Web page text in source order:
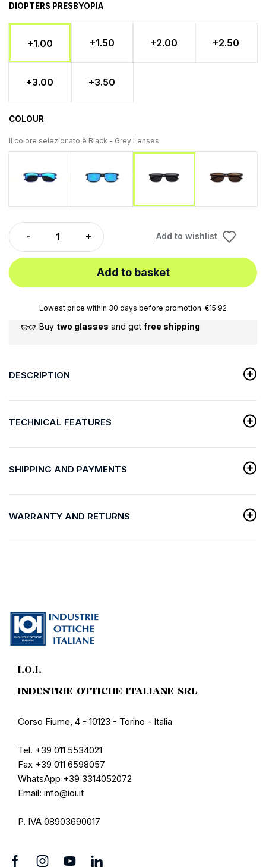
DIOPTERS PRESBYOPIA
+1.00 +1.50 +2.00 +2.50
+3.00 +3.50
COLOUR
Il colore selezionato è Black - Grey Lenses
Add to wishlist
Add to basket
Lowest price within 30 days before promotion. €15.92
Buy two glasses and get free shipping
DESCRIPTION
TECHNICAL FEATURES
SHIPPING AND PAYMENTS
WARRANTY AND RETURNS
I.O.I.
INDUSTRIE OTTICHE ITALIANE SRL
Corso Fiume, 4 - 10123 - Torino - Italia
Tel. +39 011 5534021
Fax +39 011 6598057
WhatsApp +39 3314052072
Email: info@ioi.it
P. IVA 08903690017